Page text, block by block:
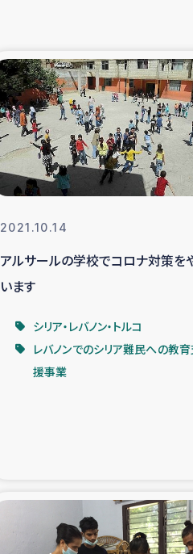
スリラ
スリランカの南北女性を
ガ
国内避難民へ
タイ国境ミャ
海外ルー
石巻市街
2021.10.14
アルサールの学校でコロナ対策を
います
シリア・レバノン・トルコ
レバノンでのシリア難民への教
援事業